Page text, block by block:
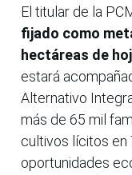
El titular de la
fijado como
hectáreas de
estará
Alternativo
más de 65 mil
cultivos lícitos en
oportunidades